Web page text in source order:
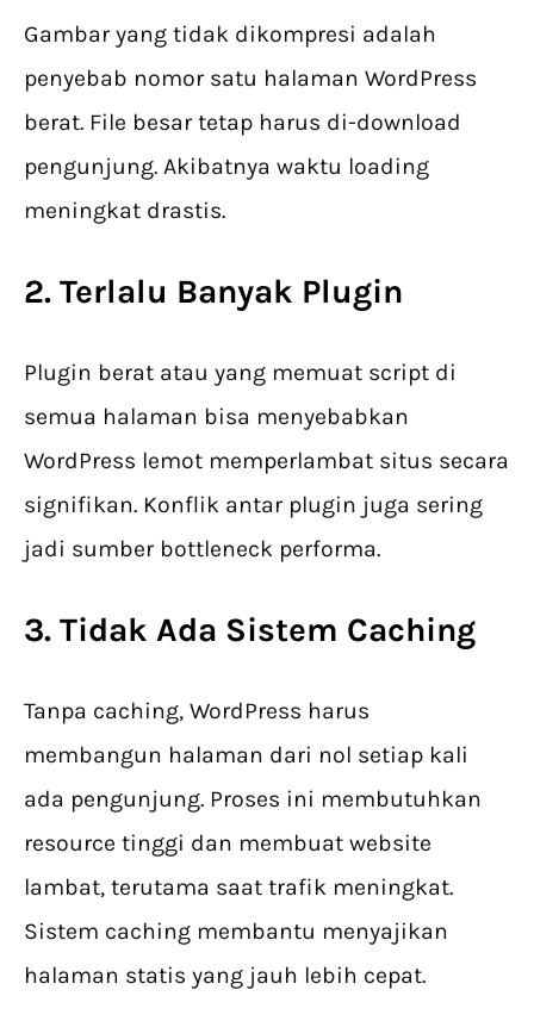
Gambar yang tidak dikompresi adalah
penyebab nomor satu halaman WordPress
berat. File besar tetap harus di-download
pengunjung. Akibatnya waktu loading
meningkat drastis.
2. Terlalu Banyak Plugin
Plugin berat atau yang memuat script di
semua halaman bisa menyebabkan
WordPress lemot memperlambat situs secara
signifikan. Konflik antar plugin juga sering
jadi sumber bottleneck performa.
3. Tidak Ada Sistem Caching
Tanpa caching, WordPress harus
membangun halaman dari nol setiap kali
ada pengunjung. Proses ini membutuhkan
resource tinggi dan membuat website
lambat, terutama saat trafik meningkat.
Sistem caching membantu menyajikan
halaman statis yang jauh lebih cepat.